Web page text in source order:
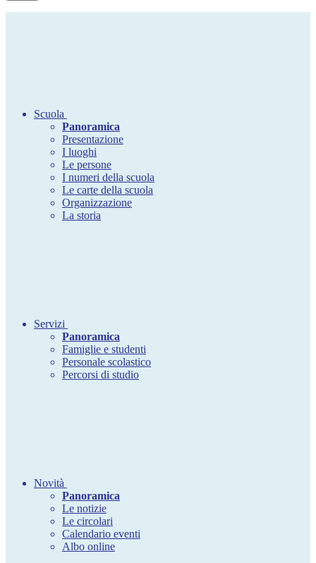
Scuola
Panoramica
Presentazione
I luoghi
Le persone
I numeri della scuola
Le carte della scuola
Organizzazione
La storia
Servizi
Panoramica
Famiglie e studenti
Personale scolastico
Percorsi di studio
Novità
Panoramica
Le notizie
Le circolari
Calendario eventi
Albo online